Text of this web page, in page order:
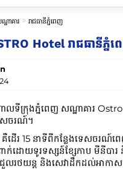
ឋាគារ រាជធានីភ្នំពេញ
Hotel រាជធានីភ្នំព
ទីក្រុងភ្នំពេញ សណ្ឋាគារ Ostro
សចរណ៍។
ដើរ 15 នាទីពីកន្លែងទេសចរណ៍ព
ាក់ដោយទូរទស្សន៍ខ្សែកាប មីនីបា
លរថយន្ត និងសេវាដឹកដល់អាកាស